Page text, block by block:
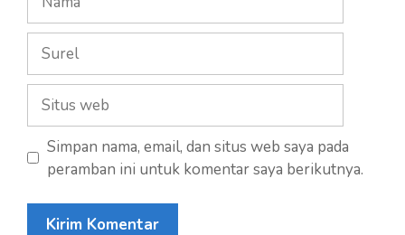
Surel
Situs
web
Simpan nama, email, dan situs web saya pada
peramban ini untuk komentar saya berikutnya.